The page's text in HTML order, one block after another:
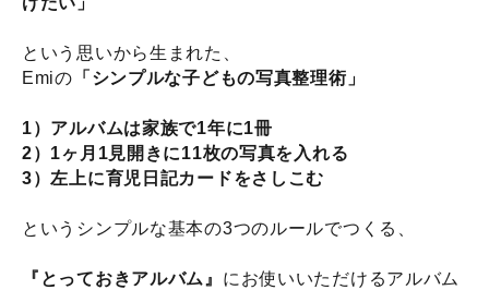
という思いから生まれた、
Emiの 「シンプルな子どもの写真整理術」
1）アルバムは家族で1年に1冊
2）1ヶ月1見開きに11枚の写真を入れる
3）左上に育児日記カードをさしこむ
というシンプルな基本の3つのルールでつくる、
『とっておきアルバム』 にお使いいただけるアルバム